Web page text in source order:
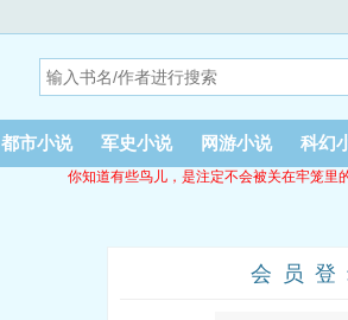
都市小说 军史小说 网游小说 科幻
你知道有些鸟儿，是注定不会被关在牢笼里
会员登